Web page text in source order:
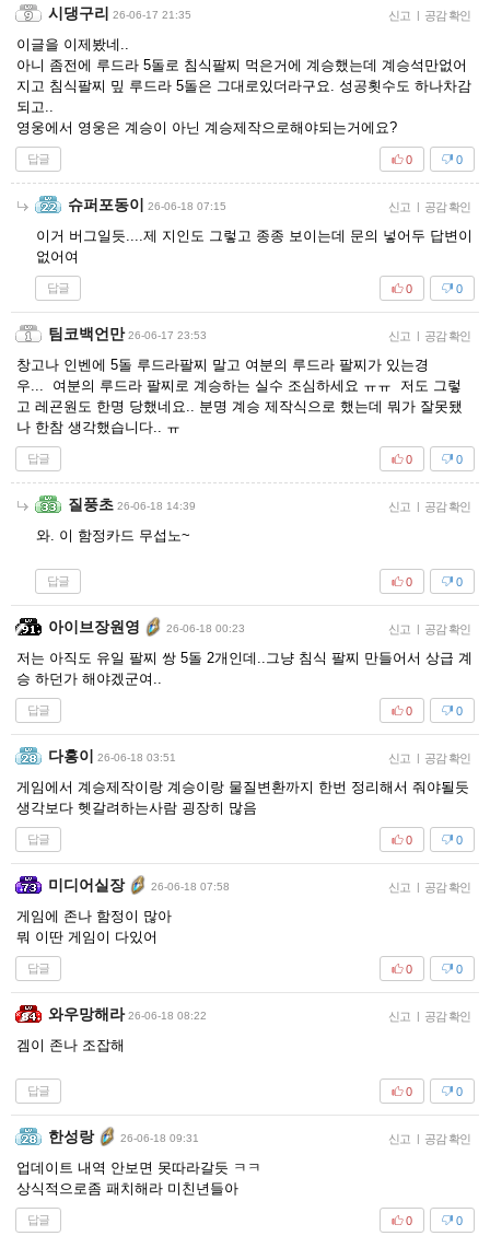
시댕구리 26-06-17 21:35 신고 | 공감 확인
이글을 이제봤네..
아니 좀전에 루드라 5돌로 침식팔찌 먹은거에 계승했는데 계승석만없어
지고 침식팔찌 밒 루드라 5돌은 그대로있더라구요. 성공횟수도 하나차감
되고..
영웅에서 영웅은 계승이 아닌 계승제작으로해야되는거에요?
답글 0
0
슈퍼포동이 26-06-18 07:15 신고 | 공감 확인
이거 버그일듯....제 지인도 그렇고 종종 보이는데 문의 넣어두 답변이
없어여
답글 0
0
팀코백언만 26-06-17 23:53 신고 | 공감 확인
창고나 인벤에 5돌 루드라팔찌 말고 여분의 루드라 팔찌가 있는경
우... 여분의 루드라 팔찌로 계승하는 실수 조심하세요 ㅠㅠ 저도 그렇
고 레굔원도 한명 당했네요.. 분명 계승 제작식으로 했는데 뭐가 잘못됐
나 한참 생각했습니다.. ㅠ
답글 0
0
질풍초 26-06-18 14:39 신고 | 공감 확인
와. 이 함정카드 무섭노~
답글 0
0
아이브장원영 26-06-18 00:23 신고 | 공감 확인
저는 아직도 유일 팔찌 쌍 5돌 2개인데..그냥 침식 팔찌 만들어서 상급 계
승 하던가 해야겠군여..
답글 0
0
다홍이 26-06-18 03:51 신고 | 공감 확인
게임에서 계승제작이랑 계승이랑 물질변환까지 한번 정리해서 줘야될듯
생각보다 헷갈려하는사람 굉장히 많음
답글 0
0
미디어실장 26-06-18 07:58 신고 | 공감 확인
게임에 존나 함정이 많아
뭐 이딴 게임이 다있어
답글 0
0
와우망해라 26-06-18 08:22 신고 | 공감 확인
겜이 존나 조잡해
답글 0
0
한성랑 26-06-18 09:31 신고 | 공감 확인
업데이트 내역 안보면 못따라갈듯 ㅋㅋ
상식적으로좀 패치해라 미친년들아
답글 0
0